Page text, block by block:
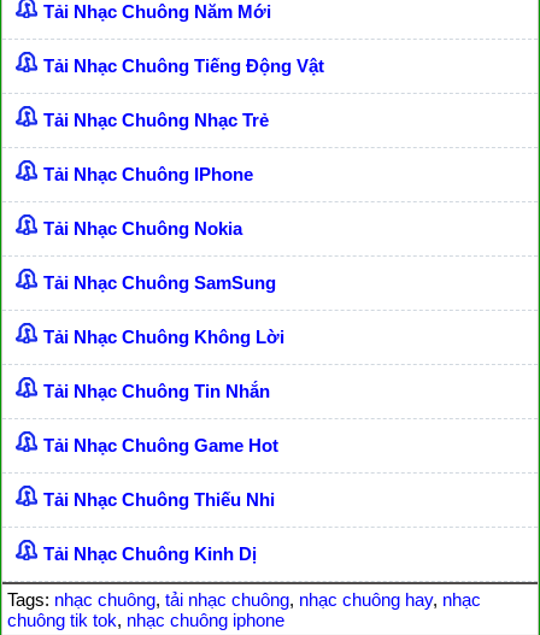
Tải Nhạc Chuông Năm Mới
Tải Nhạc Chuông Tiếng Động Vật
Tải Nhạc Chuông Nhạc Trẻ
Tải Nhạc Chuông IPhone
Tải Nhạc Chuông Nokia
Tải Nhạc Chuông SamSung
Tải Nhạc Chuông Không Lời
Tải Nhạc Chuông Tin Nhắn
Tải Nhạc Chuông Game Hot
Tải Nhạc Chuông Thiếu Nhi
Tải Nhạc Chuông Kinh Dị
Tags: nhạc chuông, tải nhạc chuông, nhạc chuông hay, nhạc
chuông tik tok, nhạc chuông iphone